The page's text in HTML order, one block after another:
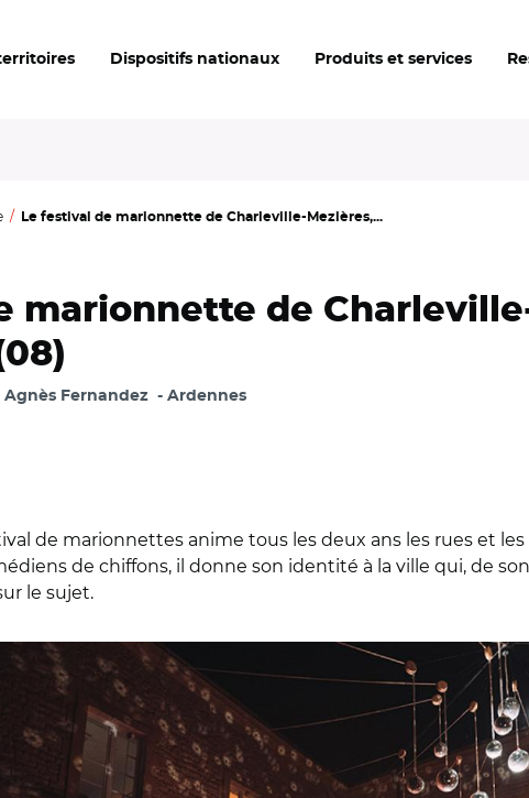
Dispositifs nationaux Produits et services
Le festival de marionnette de Charleville-Mezières,...
marionnette de
Agnès Fernandez Ardennes
de marionnettes anime tous les deux ans les rues et
de chiffons, il donne son identité à la ville qui, de
le sujet.